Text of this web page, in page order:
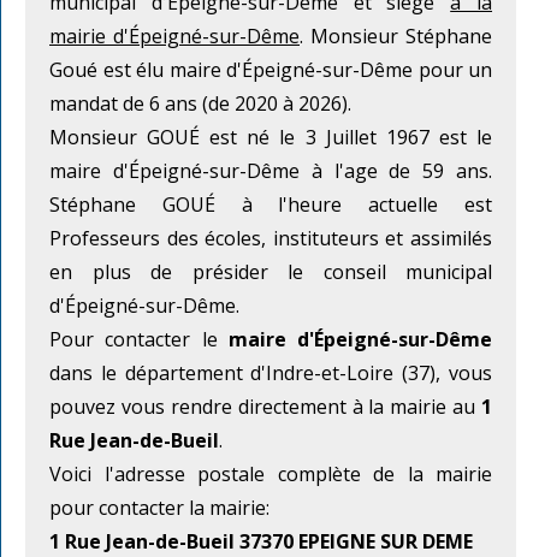
mairie d'Épeigné-sur-Dême. Monsieur Stéphane
Goué est élu maire d'Épeigné-sur-Dême pour un
mandat de 6 ans (de 2020 à 2026).
Monsieur GOUÉ est né le 3 Juillet 1967 est le
maire d'Épeigné-sur-Dême à l'age de 59 ans.
Stéphane GOUÉ à l'heure actuelle est
Professeurs des écoles, instituteurs et assimilés
en plus de présider le conseil municipal
d'Épeigné-sur-Dême.
Pour contacter le maire d'Épeigné-sur-Dême
dans le département d'Indre-et-Loire (37), vous
pouvez vous rendre directement à la mairie au 1
Rue Jean-de-Bueil.
Voici l'adresse postale complète de la mairie
pour contacter la mairie:
1 Rue Jean-de-Bueil 37370 EPEIGNE SUR DEME